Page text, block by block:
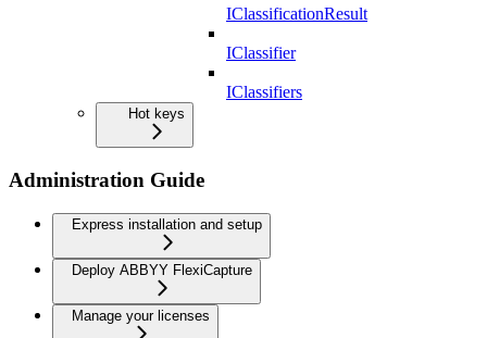
IClassificationResult
IClassifier
IClassifiers
Hot keys
Administration Guide
Express installation and setup
Deploy ABBYY FlexiCapture
Manage your licenses